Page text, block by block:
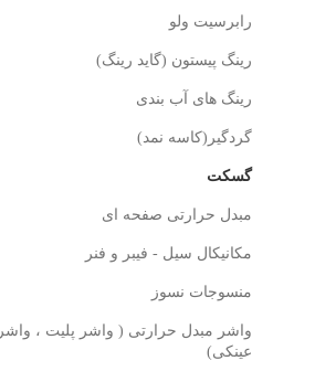
رابرسیت ولو
رینگ پیستون (گاید رینگ)
رینگ های آب بندی
گردگیر(کاسه نمد)
گسکت
مبدل حرارتی صفحه ای
مکانیکال سیل - فیبر و فنر
منسوجات نسوز
واشر مبدل حرارتی ( واشر پلیت ، واشر
عینکی)